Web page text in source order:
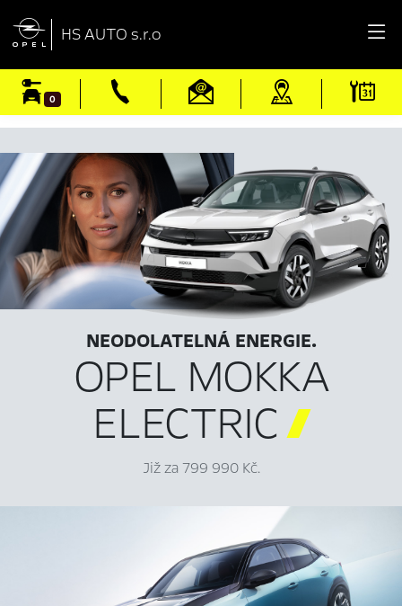
 HS AUTO s.r.o
0
NEODOLATELNÁ ENERGIE.
OPEL MOKKA
ELECTRIC
Již za 799 990 Kč.